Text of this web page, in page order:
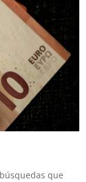
que